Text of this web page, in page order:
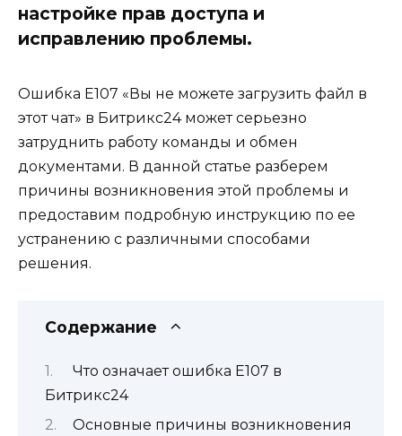
настройке прав доступа и
исправлению проблемы.
Ошибка E107 «Вы не можете загрузить файл в
этот чат» в Битрикс24 может серьезно
затруднить работу команды и обмен
документами. В данной статье разберем
причины возникновения этой проблемы и
предоставим подробную инструкцию по ее
устранению с различными способами
решения.
Содержание
Что означает ошибка E107 в
Битрикс24
Основные причины возникновения